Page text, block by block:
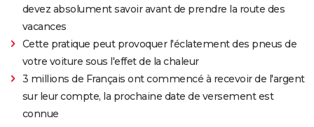
devez absolument savoir avant de prendre la route des
vacances
Cette pratique peut provoquer l'éclatement des pneus de
votre voiture sous l'effet de la chaleur
3 millions de Français ont commencé à recevoir de l'argent
sur leur compte, la prochaine date de versement est
connue